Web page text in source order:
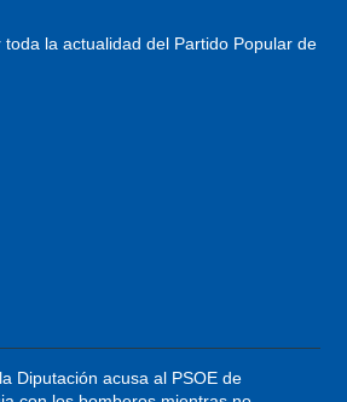
la actualidad del Partido Popular de
Diputación acusa al PSOE de